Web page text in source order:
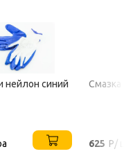
нейлон синий
625 Р/